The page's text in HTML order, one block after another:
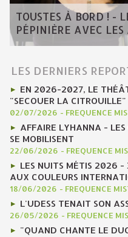
TOUSTES À BORD ! -
PÉPINIÈRE AVEC LES
LES DERNIERS
EN 2026-2027, LE
"SECOUER LA CITROUILLE"
02/07/2026 - FREQUENCE
AFFAIRE LYHANNA -
SE MOBILISENT
22/06/2026 - FREQUENCE
LES NUITS MÉTIS 2026
AUX COULEURS
18/06/2026 - FREQUENCE
L'UDESS TENAIT SON
26/05/2026 - FREQUENCE
"QUAND CHANTE LE